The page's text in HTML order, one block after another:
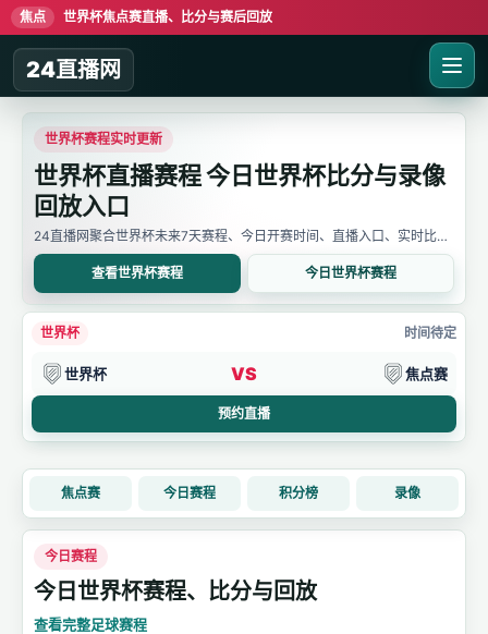
焦点 世界杯焦点赛直播、比分与赛后回放
24直播网
世界杯赛程实时更新
世界杯直播赛程 今日世界杯比分与录像
回放入口
24直播网聚合世界杯未来7天赛程、今日开赛时间、直播入口、实时比分
与赛后回放。用户可先确认比赛时间，再进入详情页查看直播线路、比分
变化和录像信息。查看世界杯赛程 今日世界杯赛程
世界杯 时间待定
世界杯 VS 焦点赛
预约直播
焦点赛 今日赛程 积分榜 录像
今日赛程
今日世界杯赛程、比分与回放
查看完整足球赛程